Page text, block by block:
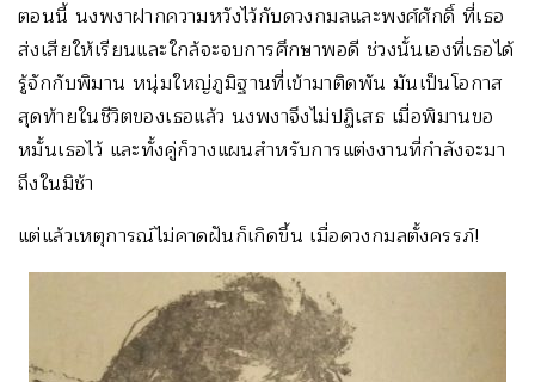
ตอนนี้ นงพงาฝากความหวังไว้กับดวงกมลและพงศ์ศักดิ์ ที่เธอ
ส่งเสียให้เรียนและใกล้จะจบการศึกษาพอดี ช่วงนั้นเองที่เธอได้
รู้จักกับพิมาน หนุ่มใหญ่ภูมิฐานที่เข้ามาติดพัน มันเป็นโอกาส
สุดท้ายในชีวิตของเธอแล้ว นงพงาจึงไม่ปฏิเสธ เมื่อพิมานขอ
หมั้นเธอไว้ และทั้งคู่ก็วางแผนสำหรับการแต่งงานที่กำลังจะมา
ถึงในมิช้า
แต่แล้วเหตุการณ์ไม่คาดฝันก็เกิดขึ้น เมื่อดวงกมลตั้งครรภ์!